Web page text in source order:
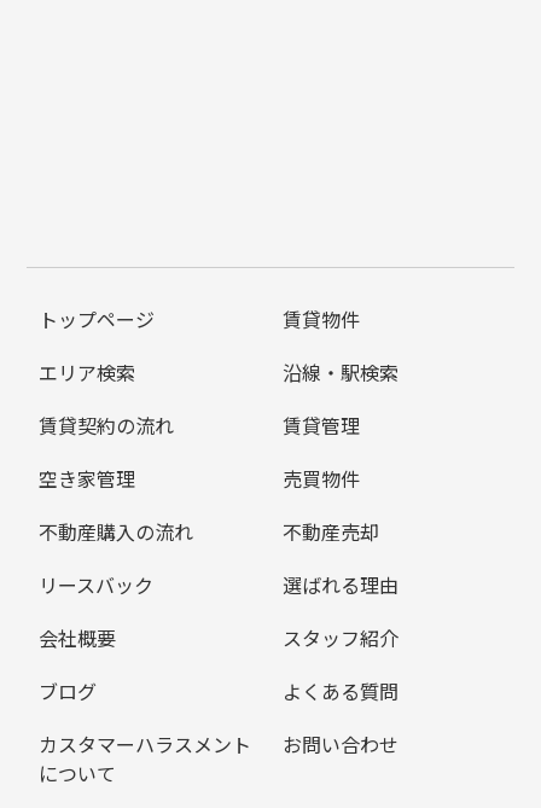
トップページ
賃貸物件
エリア検索
沿線・駅検索
賃貸契約の流れ
賃貸管理
空き家管理
売買物件
不動産購入の流れ
不動産売却
リースバック
選ばれる理由
会社概要
スタッフ紹介
ブログ
よくある質問
カスタマーハラスメント
について
お問い合わせ